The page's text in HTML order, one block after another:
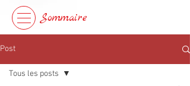
Sommaire
Post
Tous les posts